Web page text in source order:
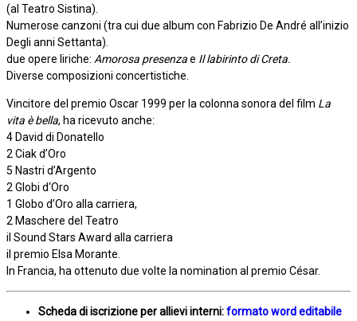
(al Teatro Sistina).
Numerose canzoni (tra cui due album con Fabrizio De André all’inizio
Degli anni Settanta).
due opere liriche: Amorosa presenzae Il labirinto di Creta.
Diverse composizioni concertistiche.
Vincitore del premio Oscar 1999 per la colonna sonora del film La
vita è bella, ha ricevuto anche:
4 David di Donatello
2 Ciak d’Oro
5 Nastri d’Argento
2 Globi d‘Oro
1 Globo d’Oro alla carriera,
2 Maschere del Teatro
il Sound Stars Award alla carriera
il premio Elsa Morante.
In Francia, ha ottenuto due volte la nomination al premio César.
Scheda di iscrizione per allievi interni:formato word editabile